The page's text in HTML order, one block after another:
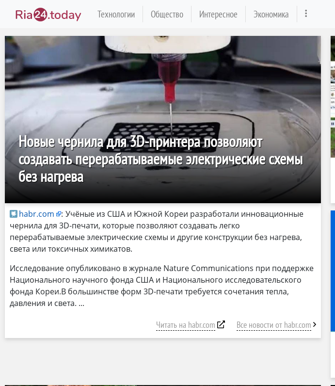
Технологии Общество Интересное Экономика
Новые чернила для 3D-принтера позволяют
создавать перерабатываемые электрические схемы
без нагрева
habr.com : Учёные из США и Южной Кореи разработали инновационные
чернила для 3D-печати, которые позволяют создавать легко
перерабатываемые электрические схемы и другие конструкции без нагрева,
света или токсичных химикатов.
Исследование опубликовано в журнале Nature Communications при поддержке
Национального научного фонда США и Национального исследовательского
фонда Кореи.В большинстве форм 3D-печати требуется сочетания тепла,
давления и света.
Читать на habr.com Все новости от habr.com